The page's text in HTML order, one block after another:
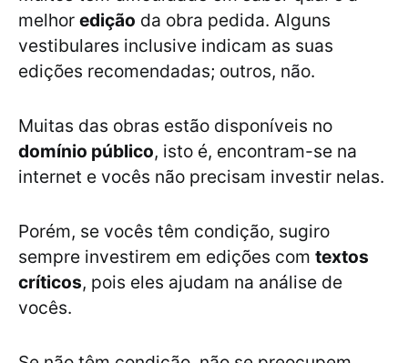
melhor edição da obra pedida. Alguns
vestibulares inclusive indicam as suas
edições recomendadas; outros, não.
Muitas das obras estão disponíveis no
domínio público, isto é, encontram-se na
internet e vocês não precisam investir nelas.
Porém, se vocês têm condição, sugiro
sempre investirem em edições com textos
críticos, pois eles ajudam na análise de
vocês.